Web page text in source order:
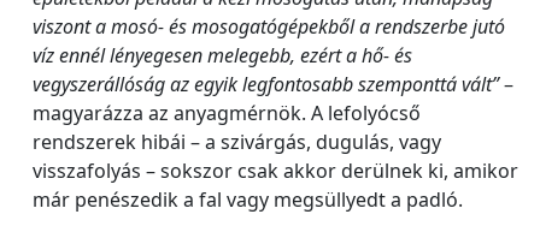
viszont a mosó- ésmosogatógépekből a rendszerbe jutó
víz ennél lényegesen melegebb, ezért a hő- és
vegyszerállóság az egyik legfontosabb szemponttá vált”–
magyarázza az anyagmérnök. A lefolyócső
rendszerek hibái – a szivárgás, dugulás, vagy
visszafolyás – sokszor csak akkor derülnek ki, amikor
már penészedik a fal vagy megsüllyedt a padló.